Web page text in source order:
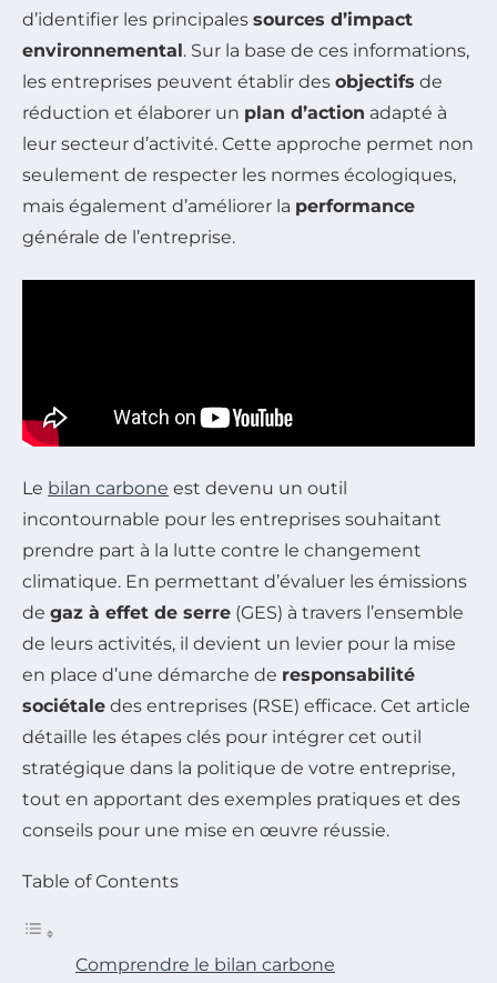
d’identifier les principales sources d’impact
environnemental. Sur la base de ces informations,
les entreprises peuvent établir des objectifs de
réduction et élaborer un plan d’action adapté à
leur secteur d’activité. Cette approche permet non
seulement de respecter les normes écologiques,
mais également d’améliorer la performance
générale de l’entreprise.
Le bilan carbone est devenu un outil
incontournable pour les entreprises souhaitant
prendre part à la lutte contre le changement
climatique. En permettant d’évaluer les émissions
de gaz à effet de serre (GES) à travers l’ensemble
de leurs activités, il devient un levier pour la mise
en place d’une démarche de responsabilité
sociétale des entreprises (RSE) efficace. Cet article
détaille les étapes clés pour intégrer cet outil
stratégique dans la politique de votre entreprise,
tout en apportant des exemples pratiques et des
conseils pour une mise en œuvre réussie.
Table of Contents
Comprendre le bilan carbone